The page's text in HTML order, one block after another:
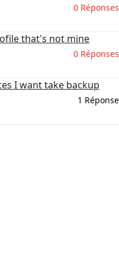
0 Réponses
that's not mine
0 Réponses
I want take backup
1 Réponse